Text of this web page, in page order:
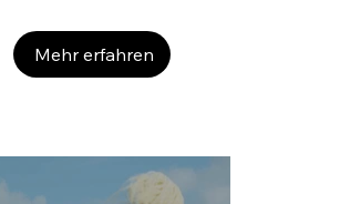
Mehr erfahren